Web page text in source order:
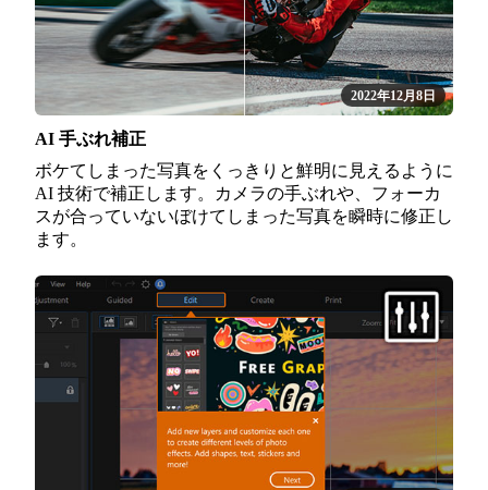
2022年12月8日
AI 手ぶれ補正
ボケてしまった写真をくっきりと鮮明に見えるように
AI 技術で補正します。カメラの手ぶれや、フォーカ
スが合っていないぼけてしまった写真を瞬時に修正し
ます。